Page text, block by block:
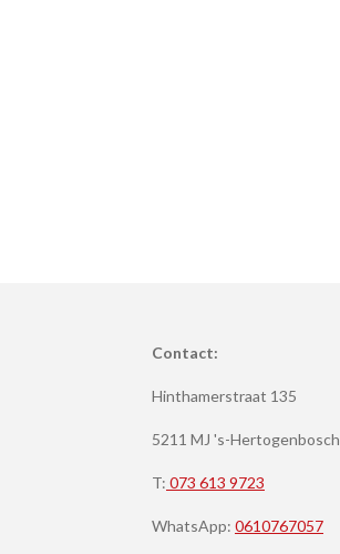
Contact:
Hinthamerstraat 135
5211 MJ 's-Hertogenbosch
T: 073 613 9723
WhatsApp: 0610767057